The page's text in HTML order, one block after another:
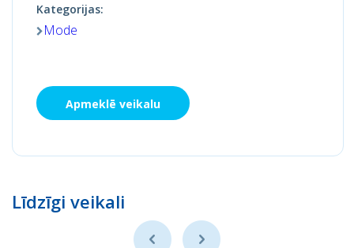
Kategorijas:
Mode
Apmeklē veikalu
Līdzīgi veikali